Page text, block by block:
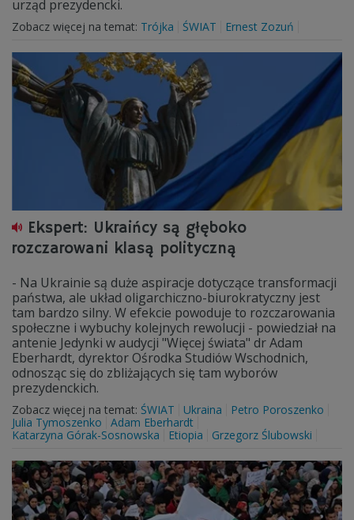
urząd prezydencki.
Zobacz więcej na temat: Trójka ŚWIAT Ernest Zozuń
Ekspert: Ukraińcy są głęboko
rozczarowani klasą polityczną
- Na Ukrainie są duże aspiracje dotyczące transformacji
państwa, ale układ oligarchiczno-biurokratyczny jest
tam bardzo silny. W efekcie powoduje to rozczarowania
społeczne i wybuchy kolejnych rewolucji - powiedział na
antenie Jedynki w audycji "Więcej świata" dr Adam
Eberhardt, dyrektor Ośrodka Studiów Wschodnich,
odnosząc się do zbliżających się tam wyborów
prezydenckich.
Zobacz więcej na temat: ŚWIAT Ukraina
Petro Poroszenko
Julia Tymoszenko
Adam Eberhardt
Katarzyna Górak-Sosnowska
Etiopia Grzegorz Ślubowski